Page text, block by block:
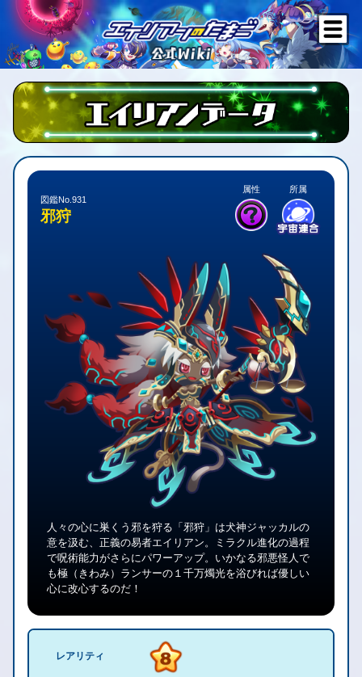
図鑑No.931
邪狩
属性 所属
人々の心に巣くう邪を狩る「邪狩」は犬神ジャッカルの
意を汲む、正義の易者エイリアン。ミラクル進化の過程
で呪術能力がさらにパワーアップ。いかなる邪悪怪人で
も極（きわみ）ランサーの１千万燭光を浴びれば優しい
心に改心するのだ！
レアリティ